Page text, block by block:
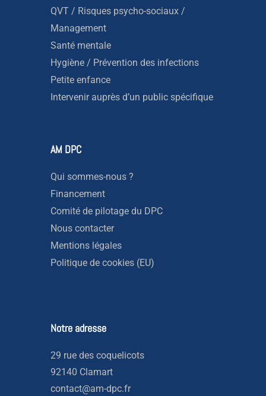
QVT / Risques psycho-sociaux /
Management
Santé mentale
Hygiène / Prévention des infections
Petite enfance
Intervenir auprès d’un public spécifique
AM DPC
Qui sommes-nous ?
Financement
Comité de pilotage du DPC
Nous contacter
Mentions légales
Politique de cookies (EU)
Notre adresse
29 rue des coquelicots
92140 Clamart
contact@am-dpc.fr